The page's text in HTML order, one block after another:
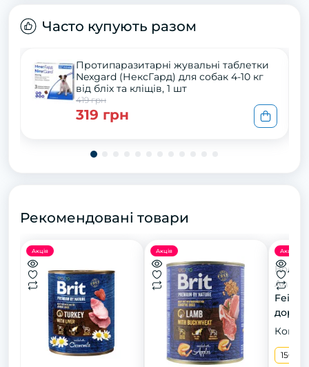
Часто купують разом
Протипаразитарні жувальні таблетки
Nexgard (НексГард) для собак 4-10 кг
від бліх та кліщів, 1 шт
419 грн
319 грн
Рекомендовані товари
Акція Акція Акція
150 г